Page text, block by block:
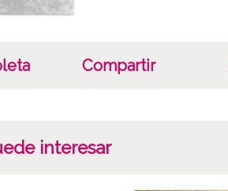
Compartir
interesar